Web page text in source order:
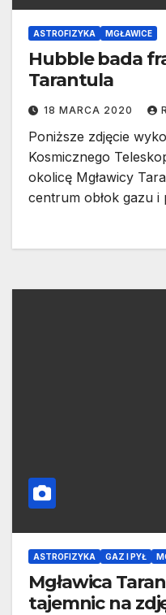
ASTROFIZYKA MGŁAWICE
Hubble bada
Tarantula
18 MARCA 2020
Poniższe zdjęcie
Kosmicznego
okolicę Mgławicy
centrum obłok gazu i
ASTROFIZYKA GAZ I PYŁ
Mgławica
tajemnic na